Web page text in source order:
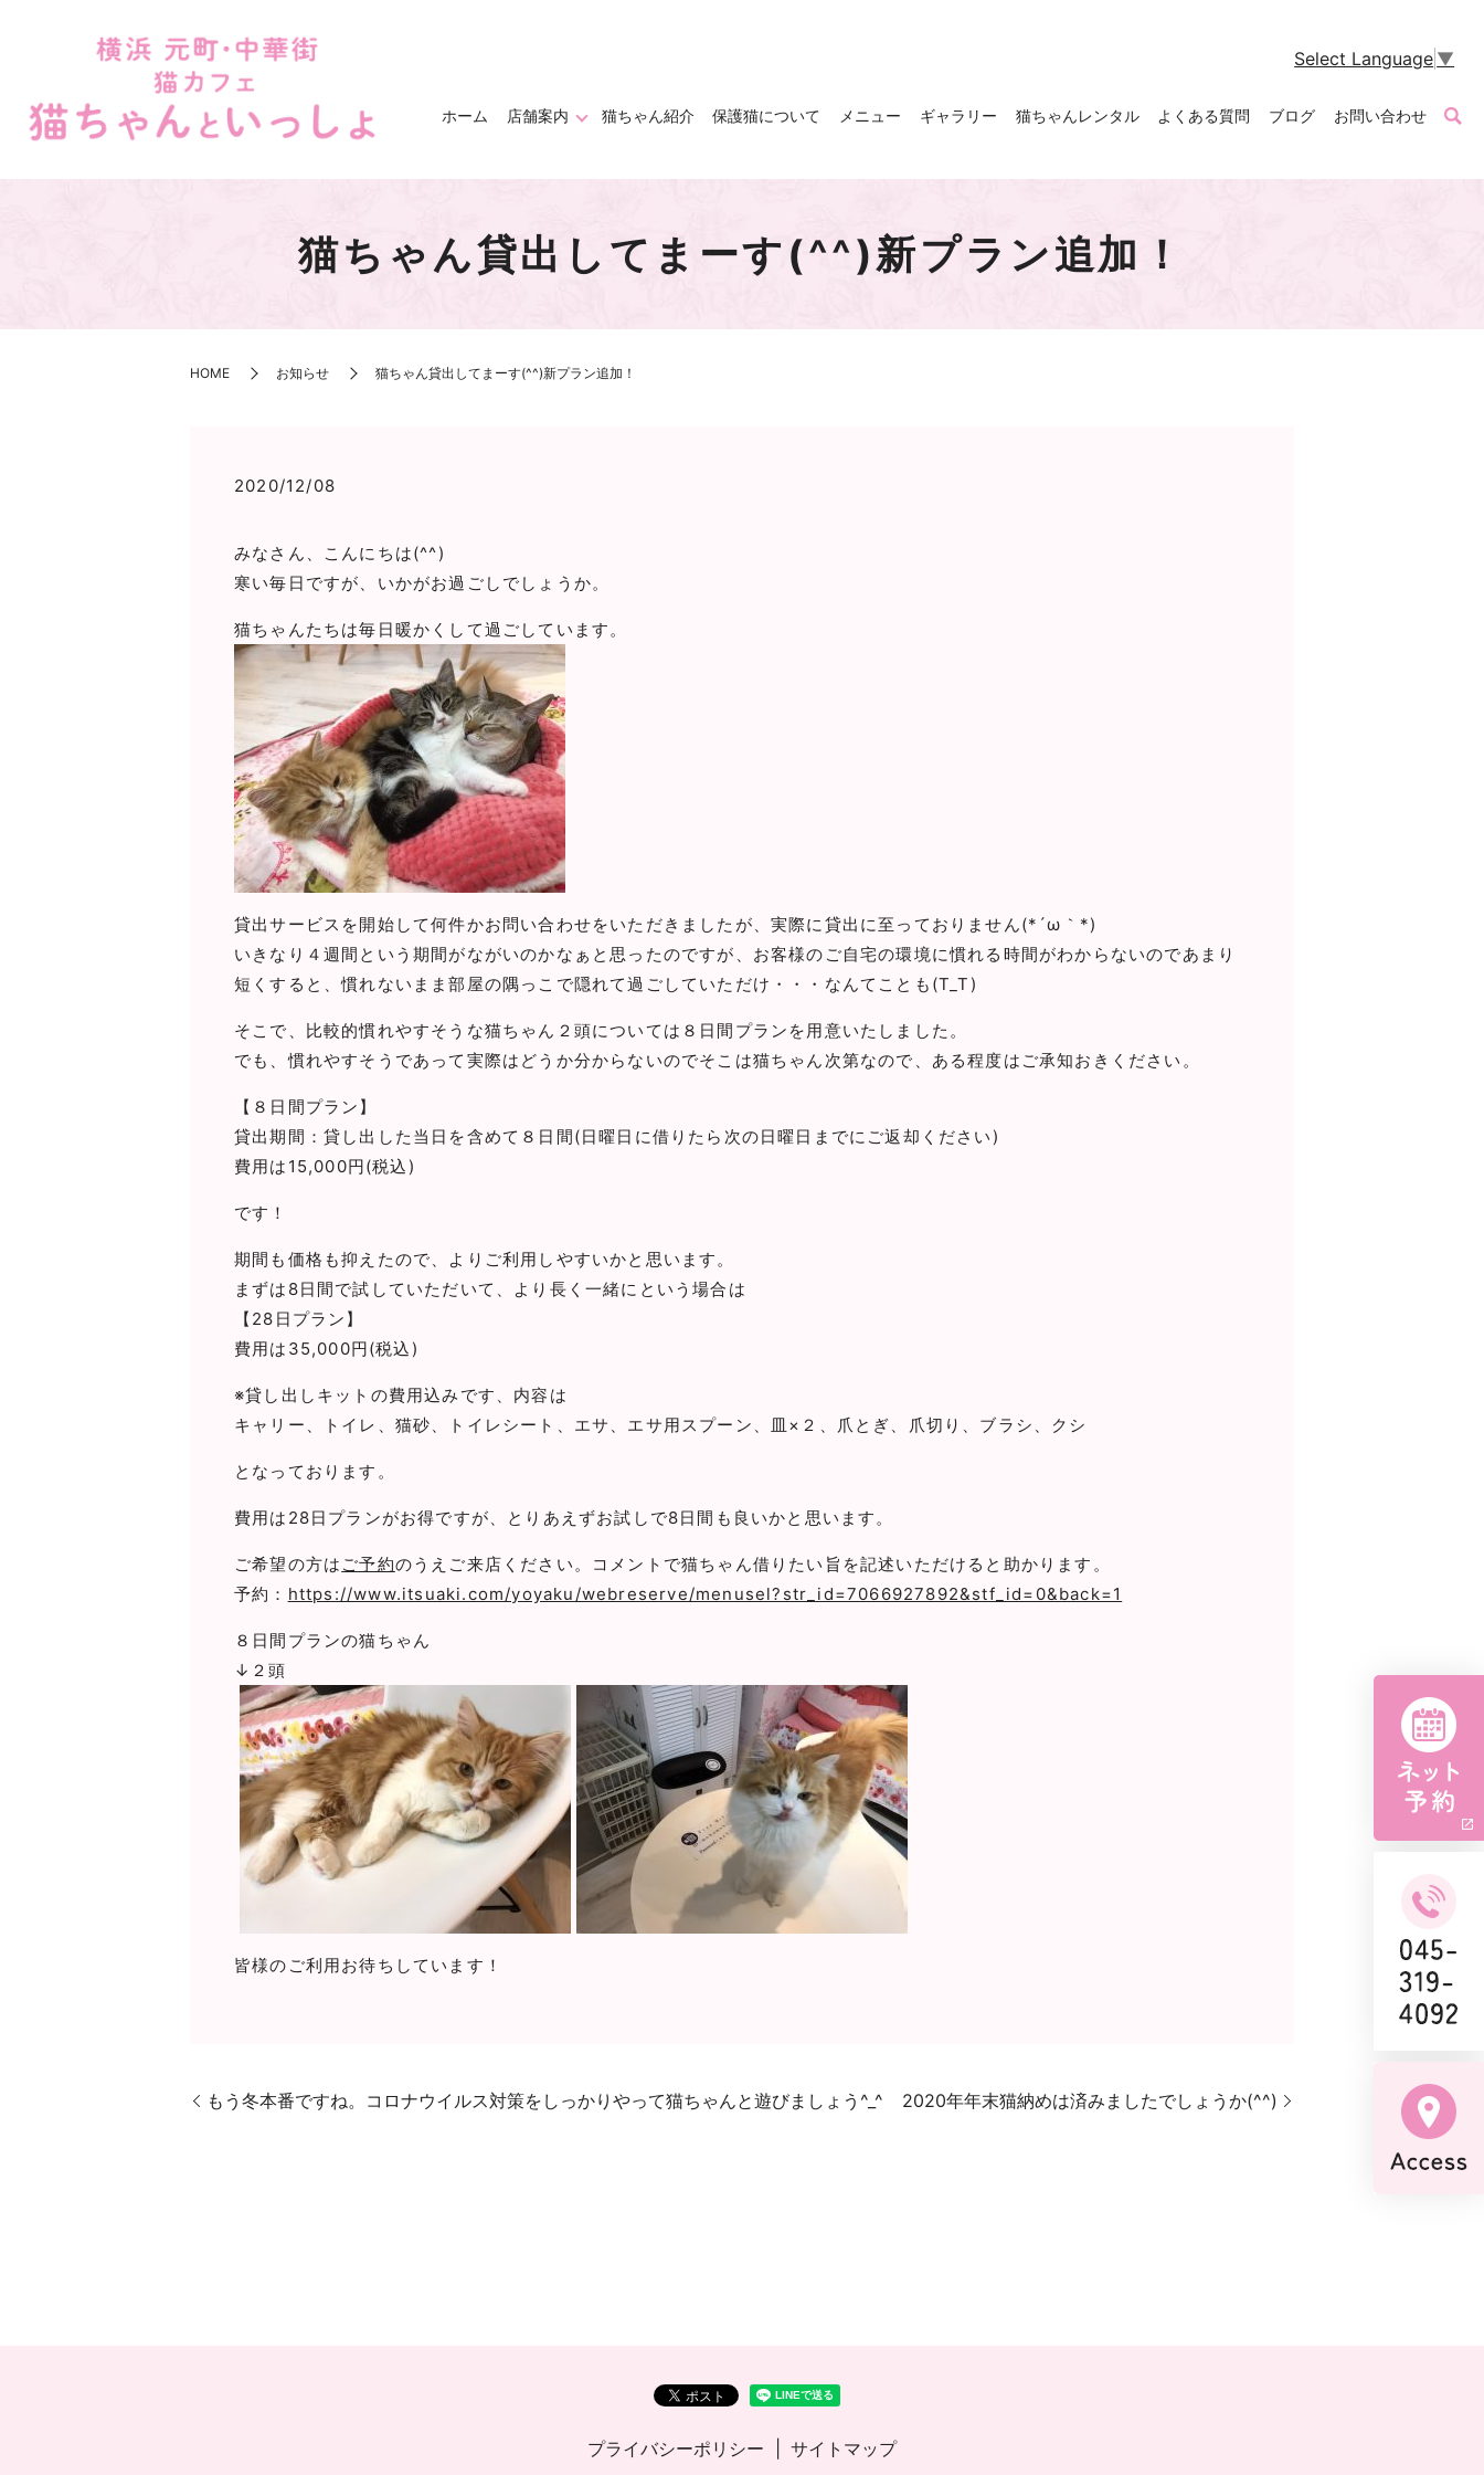
ホーム 店舗案内 猫ちゃん紹介 保護猫について メニュー ギャラリー 猫ちゃんレンタル よくある質問 ブログ お問い合わせ
Select Language ▼
猫ちゃん貸出してまーす(^^)新プラン追加！
HOME お知らせ 猫ちゃん貸出してまーす(^^)新プラン追加！
2020/12/08
みなさん、こんにちは(^^)
寒い毎日ですが、いかがお過ごしでしょうか。
猫ちゃんたちは毎日暖かくして過ごしています。
貸出サービスを開始して何件かお問い合わせをいただきましたが、実際に貸出に至っておりません(*´ω｀*)
いきなり４週間という期間がながいのかなぁと思ったのですが、お客様のご自宅の環境に慣れる時間がわからないのであまり
短くすると、慣れないまま部屋の隅っこで隠れて過ごしていただけ・・・なんてことも(T_T)
そこで、比較的慣れやすそうな猫ちゃん２頭については８日間プランを用意いたしました。
でも、慣れやすそうであって実際はどうか分からないのでそこは猫ちゃん次第なので、ある程度はご承知おきください。
【８日間プラン】
貸出期間：貸し出した当日を含めて８日間(日曜日に借りたら次の日曜日までにご返却ください)
費用は15,000円(税込)
です！
期間も価格も抑えたので、よりご利用しやすいかと思います。
まずは8日間で試していただいて、より長く一緒にという場合は
【28日プラン】
費用は35,000円(税込)
※貸し出しキットの費用込みです、内容は
キャリー、トイレ、猫砂、トイレシート、エサ、エサ用スプーン、皿×２、爪とぎ、爪切り、ブラシ、クシ
となっております。
費用は28日プランがお得ですが、とりあえずお試しで8日間も良いかと思います。
ご希望の方は ご予約のうえご来店ください。コメントで猫ちゃん借りたい旨を記述いただけると助かります。
予約： https://www.itsuaki.com/yoyaku/webreserve/menusel?str_id=7066927892&stf_id=0&back=1
８日間プランの猫ちゃん
↓２頭
皆様のご利用お待ちしています！
もう冬本番ですね。コロナウイルス対策をしっかりやって猫ちゃんと遊びましょう^_^ 2020年年末猫納めは済みましたでしょうか(^^)
プライバシーポリシー サイトマップ